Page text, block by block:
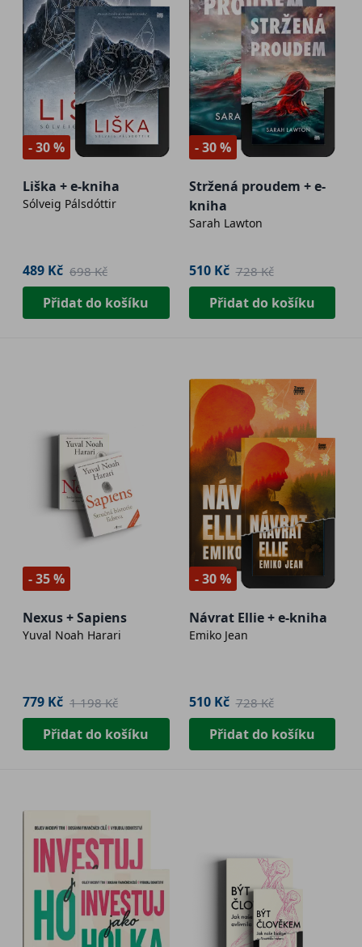
- 30 %
Liška + e-kniha
Sólveig Pálsdóttir
489 Kč 698 Kč
Přidat do košíku
- 30 %
Stržená proudem + e-
kniha
Sarah Lawton
510 Kč 728 Kč
Přidat do košíku
- 35 %
Nexus + Sapiens
Yuval Noah Harari
779 Kč 1 198 Kč
Přidat do košíku
- 30 %
Návrat Ellie + e-kniha
Emiko Jean
510 Kč 728 Kč
Přidat do košíku